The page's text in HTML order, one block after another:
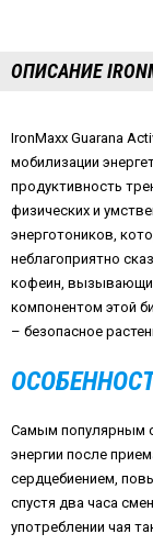
ОПИСАНИЕ
IronMaxx Guarana
мобилизации
продуктивность
физических и
энерготоников,
неблагоприятно
кофеин,
компонентом этой
– безопасное
Самым популярным
энергии после
сердцебиением,
спустя два часа
употреблении чая